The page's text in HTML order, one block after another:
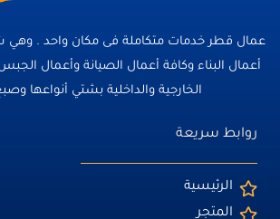
عمال قطر خدمات متكاملة فى مكان واحد .
أعمال البناء وكافة أعمال الصيانة وأعمال الجبس
الخارجية والداخلية بشتي أنواعها
روابط سريعة
الرئيسية
المتجر